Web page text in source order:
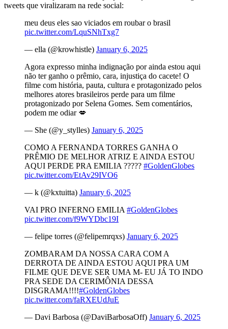
tweets que viralizaram na rede social:
meu deus eles sao viciados em roubar o brasil
pic.twitter.com/LquSNhTxg7
— ella (@krowhistle) January 6, 2025
Agora expresso minha indignação por ainda estou aqui
não ter ganho o prêmio, cara, injustiça do cacete! O
filme com história, pauta, cultura e protagonizado pelos
melhores atores brasileiros perde para um filme
protagonizado por Selena Gomes. Sem comentários,
podem me odiar 💋
— She (@y_stylles) January 6, 2025
COMO A FERNANDA TORRES GANHA O
PRÊMIO DE MELHOR ATRIZ E AINDA ESTOU
AQUI PERDE PRA EMILIA ????? #GoldenGlobes
pic.twitter.com/EtAv29IVO6
— k (@kxtuitta) January 6, 2025
VAI PRO INFERNO EMILIA #GoldenGlobes
pic.twitter.com/f9WYDbc19I
— felipe torres (@felipemrqxs) January 6, 2025
ZOMBARAM DA NOSSA CARA COM A
DERROTA DE AINDA ESTOU AQUI PRA UM
FILME QUE DEVE SER UMA M- EU JÁ TO INDO
PRA SEDE DA CERIMÔNIA DESSA
DISGRAMA!!!!#GoldenGlobes
pic.twitter.com/faRXEUdJuE
— Davi Barbosa (@DaviBarbosaOff) January 6, 2025